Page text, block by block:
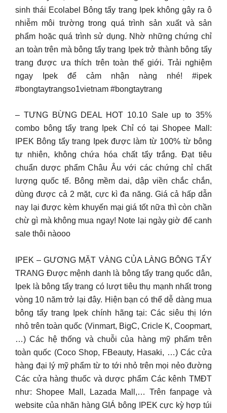
sinh thái Ecolabel Bông tẩy trang Ipek không gây ra ô
nhiễm môi trường trong quá trình sản xuất và sản
phẩm hoặc quá trình sử dụng. Nhờ những chứng chỉ
an toàn trên mà bông tẩy trang Ipek trở thành bông tẩy
trang được ưa thích trên toàn thế giới. Trải nghiệm
ngay Ipek để cảm nhận nàng nhé! #ipek
#bongtaytrangso1vietnam #bongtaytrang
– TƯNG BỪNG DEAL HOT 10.10 Sale up to 35%
combo bông tẩy trang Ipek Chỉ có tại Shopee Mall:
IPEK Bông tẩy trang Ipek được làm từ 100% từ bông
tự nhiên, không chứa hóa chất tẩy trắng. Đạt tiêu
chuẩn dược phẩm Châu Âu với các chứng chỉ chất
lượng quốc tế. Bông mềm dai, dập viền chắc chắn,
dùng được cả 2 mặt, cực kì đa năng. Giá cả hấp dẫn
nay lại được kèm khuyến mại giá tốt nữa thì còn chần
chừ gì mà không mua ngay! Note lại ngày giờ để canh
sale thôi nàooo
IPEK – GƯƠNG MẶT VÀNG CỦA LÀNG BÔNG TẨY
TRANG Được mệnh danh là bông tẩy trang quốc dân,
Ipek là bông tẩy trang có lượt tiêu thụ mạnh nhất trong
vòng 10 năm trở lại đây. Hiện bạn có thể dễ dàng mua
bông tẩy trang Ipek chính hãng tại: Các siêu thị lớn
nhỏ trên toàn quốc (Vinmart, BigC, Cricle K, Coopmart,
…) Các hệ thống và chuỗi của hàng mỹ phẩm trên
toàn quốc (Coco Shop, FBeauty, Hasaki, …) Các cửa
hàng đại lý mỹ phẩm từ to tới nhỏ trên mọi nẻo đường
Các cửa hàng thuốc và dược phẩm Các kênh TMĐT
như: Shopee Mall, Lazada Mall,… Trên fanpage và
website của nhãn hàng GIÁ bông IPEK cực kỳ hợp túi